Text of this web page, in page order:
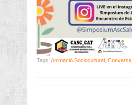
Tags: Animació Sociocultural Conversa